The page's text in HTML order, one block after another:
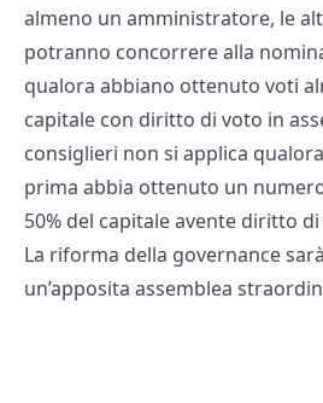
almeno un amministratore, le
potranno concorrere alla
qualora abbiano ottenuto voti
capitale con diritto di voto in
consiglieri non si applica
prima abbia ottenuto un
50% del capitale avente diritto
La riforma della governance
un’apposita assemblea